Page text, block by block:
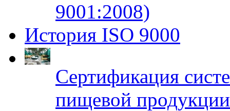
9001:2008)
История ISO 9000
Сертификация
пищевой